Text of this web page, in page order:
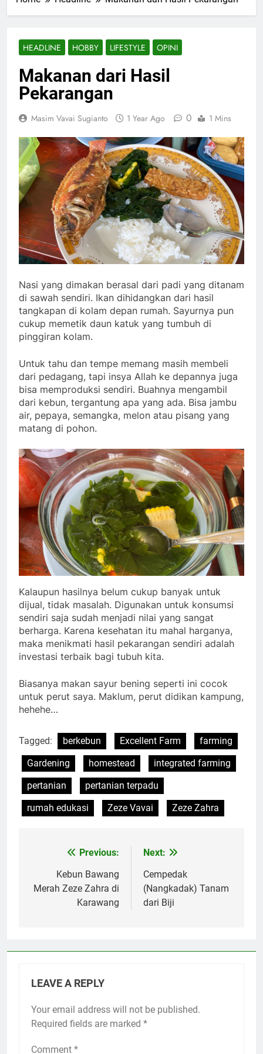
HEADLINE HOBBY LIFESTYLE OPINI
Makanan dari Hasil
Pekarangan
Masim Vavai Sugianto 1 Year Ago 0 1 Mins
Nasi yang dimakan berasal dari padi yang ditanam
di sawah sendiri. Ikan dihidangkan dari hasil
tangkapan di kolam depan rumah. Sayurnya pun
cukup memetik daun katuk yang tumbuh di
pinggiran kolam.
Untuk tahu dan tempe memang masih membeli
dari pedagang, tapi insya Allah ke depannya juga
bisa memproduksi sendiri. Buahnya mengambil
dari kebun, tergantung apa yang ada. Bisa jambu
air, pepaya, semangka, melon atau pisang yang
matang di pohon.
Kalaupun hasilnya belum cukup banyak untuk
dijual, tidak masalah. Digunakan untuk konsumsi
sendiri saja sudah menjadi nilai yang sangat
berharga. Karena kesehatan itu mahal harganya,
maka menikmati hasil pekarangan sendiri adalah
investasi terbaik bagi tubuh kita.
Biasanya makan sayur bening seperti ini cocok
untuk perut saya. Maklum, perut didikan kampung,
hehehe…
Tagged: berkebun Excellent Farm
farming
Gardening
homestead
integrated farming
pertanian
pertanian terpadu
rumah edukasi
Zeze Vavai Zeze Zahra
navigation
Previous:
Kebun Bawang
Merah Zeze Zahra di
Karawang
Next:
Cempedak
(Nangkadak) Tanam
dari Biji
LEAVE A REPLY
Your email address will not be published.
Required fields are marked *
Comment *